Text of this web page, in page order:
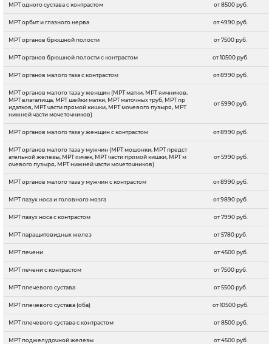
МРТ одного сустава с контрастом от 8500 руб.
МРТ орбит и глазного нерва от 4990 руб.
МРТ органов брюшной полости от 7500 руб.
МРТ органов брюшной полости с контрастом от 10500 руб.
МРТ органов малого таза с контрастом от 8990 руб.
МРТ органов малого таза у женщин (МРТ матки, МРТ яичников,
МРТ влагалища, МРТ шейки матки, МРТ маточных труб, МРТ пр
идатков, МРТ части прямой кишки, МРТ мочевого пузыря, МРТ
нижней части мочеточников)
от 5990 руб.
МРТ органов малого таза у женщин с контрастом от 8990 руб.
МРТ органов малого таза у мужчин (МРТ мошонки, МРТ предст
ательной железы, МРТ яичек, МРТ части прямой кишки, МРТ м
очевого пузыря, МРТ нижней части мочеточников)
от 5990 руб.
МРТ органов малого таза у мужчин с контрастом от 8990 руб.
МРТ пазух носа и головного мозга от 9890 руб.
МРТ пазух носа с контрастом от 7990 руб.
МРТ паращитовидных желез от 5780 руб.
МРТ печени от 4500 руб.
МРТ печени с контрастом от 7500 руб.
МРТ плечевого сустава от 5500 руб.
МРТ плечевого сустава (оба) от 10500 руб.
МРТ плечевого сустава с контрастом от 8500 руб.
МРТ поджелудочной железы от 4500 руб.